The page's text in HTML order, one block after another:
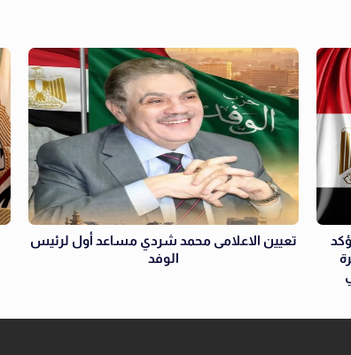
تعيين الاعلامى محمد شردي مساعد أول لرئيس
الوفد